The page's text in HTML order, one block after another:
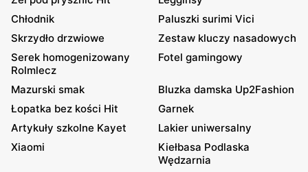
Chłodnik
Paluszki surimi Vici
Skrzydło drzwiowe
Zestaw kluczy nasadowych
Serek homogenizowany
Rolmlecz
Fotel gamingowy
Mazurski smak
Bluzka damska Up2Fashion
Łopatka bez kości Hit
Garnek
Artykuły szkolne Kayet
Lakier uniwersalny
Xiaomi
Kiełbasa Podlaska
Wędzarnia